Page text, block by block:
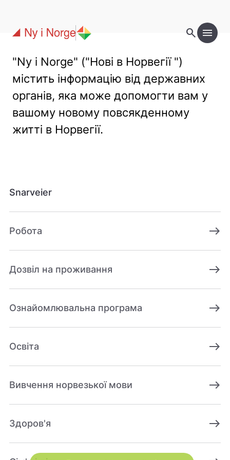
search menu
"Ny i Norge" ("Нові в Норвегії ")
містить інформацію від державних
органів, яка може допомогти вам у
вашому новому повсякденному
житті в Норвегії.
Snarveier
Робота east
Дозвіл на проживання east
Ознайомлювальна програма east
Освіта east
Вивчення норвезької мови east
Здоров'я east